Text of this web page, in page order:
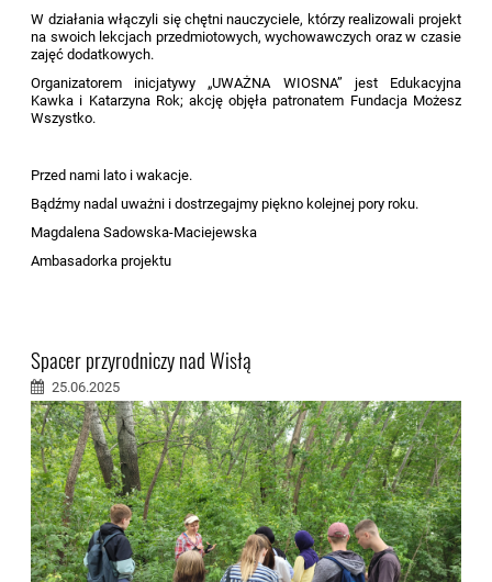
W działania włączyli się chętni nauczyciele, którzy realizowali projekt
na swoich lekcjach przedmiotowych, wychowawczych oraz w czasie
zajęć dodatkowych.
Organizatorem inicjatywy „UWAŻNA WIOSNA” jest Edukacyjna
Kawka i Katarzyna Rok; akcję objęła patronatem Fundacja Możesz
Wszystko.
Przed nami lato i wakacje.
Bądźmy nadal uważni i dostrzegajmy piękno kolejnej pory roku.
Magdalena Sadowska-Maciejewska
Ambasadorka projektu
Spacer przyrodniczy nad Wisłą
25.06.2025